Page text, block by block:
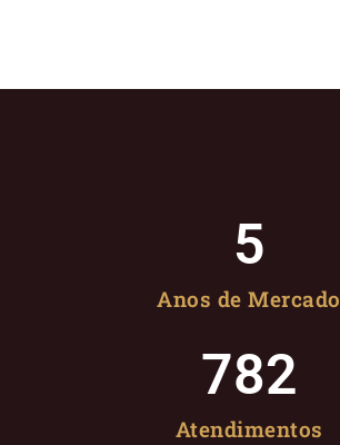
Anos de Mercado
5
Atendimentos
782